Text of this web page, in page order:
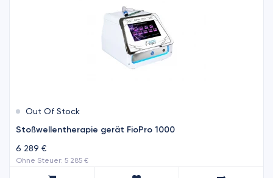
Out Of Stock
Stoßwellentherapie gerät FioPro 1000
6 289 €
Ohne Steuer: 5 285 €